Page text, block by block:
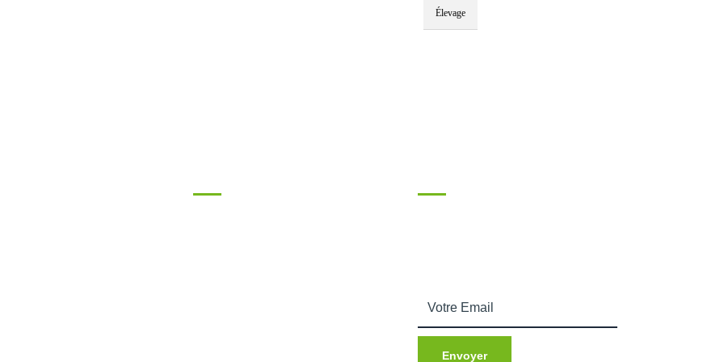
Élevage